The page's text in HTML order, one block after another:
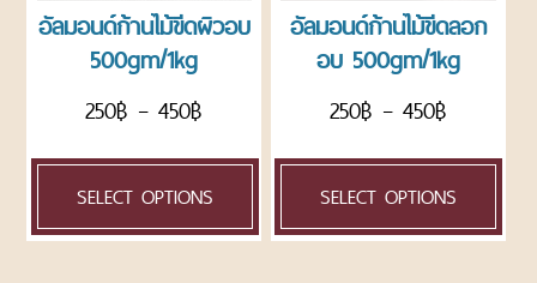
อัลมอนด์ก้านไม้ขีดผิวอบ
500gm/1kg
250฿ –450฿
SELECT OPTIONS
อัลมอนด์ก้านไม้ขีดลอก
อบ 500gm/1kg
250฿ – 450฿
SELECT OPTIONS